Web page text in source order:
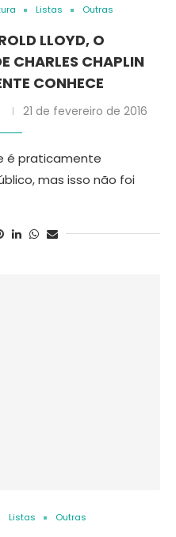
Listas Outras
LLOYD, O
CHARLES CHAPLIN
CONHECE
21 de fevereiro de 2016
é praticamente
mas isso não foi
Listas Outras